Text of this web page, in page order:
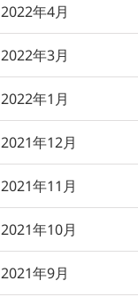
2022年4月
2022年3月
2022年1月
2021年12月
2021年11月
2021年10月
2021年9月